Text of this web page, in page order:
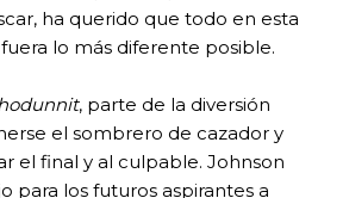
ha querido que todo en esta
lo más diferente posible.
, parte de la diversión
el sombrero de cazador y
el final y al culpable. Johnson
para los futuros aspirantes a